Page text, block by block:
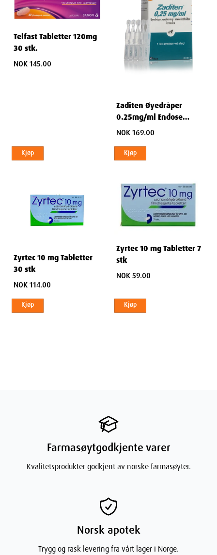
Telfast Tabletter 120mg
30 stk.
NOK 145.00
Kjøp
Zaditen Øyedråper
0.25mg/ml Endose
20x0.4 ML
NOK 169.00
Kjøp
Zyrtec 10 mg Tabletter
30 stk
NOK 114.00
Kjøp
Zyrtec 10 mg Tabletter 7
stk
NOK 59.00
Kjøp
Farmasøytgodkjente varer
Kvalitetsprodukter godkjent av norske farmasøyter.
Norsk apotek
Trygg og rask levering fra vårt lager i Norge.